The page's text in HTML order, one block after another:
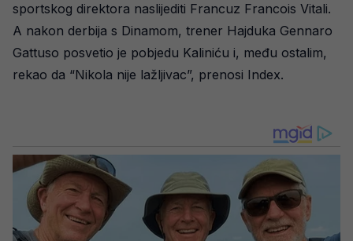
sportskog direktora naslijediti Francuz Francois Vitali.
A nakon derbija s Dinamom, trener Hajduka Gennaro
Gattuso posvetio je pobjedu Kaliniću i, među ostalim,
rekao da “Nikola nije lažljivac”, prenosi Index.